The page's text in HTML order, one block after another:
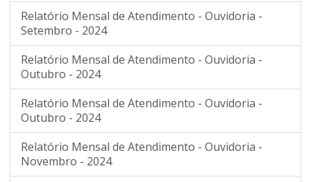
Relatório Mensal de Atendimento - Ouvidoria -
Setembro - 2024
Relatório Mensal de Atendimento - Ouvidoria -
Outubro - 2024
Relatório Mensal de Atendimento - Ouvidoria -
Outubro - 2024
Relatório Mensal de Atendimento - Ouvidoria -
Novembro - 2024